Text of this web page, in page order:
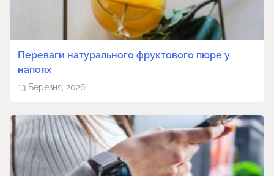
Переваги натурального фруктового пюре у
напоях
13 Березня, 2026